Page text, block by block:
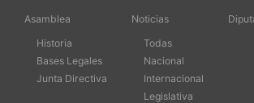
Asamblea
Historia
Bases Legales
Junta Directiva
Noticias
Todas
Nacional
Internacional
Legislativa